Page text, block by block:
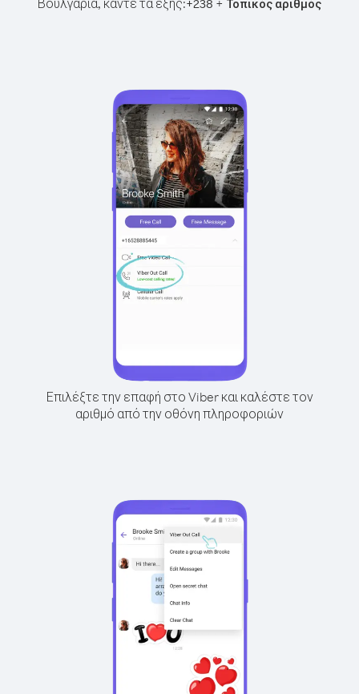
Βουλγαρία, κάντε τα εξής:+238 + Τοπικός αριθμός
Επιλέξτε την επαφή στο Viber και καλέστε τον
αριθμό από την οθόνη πληροφοριών